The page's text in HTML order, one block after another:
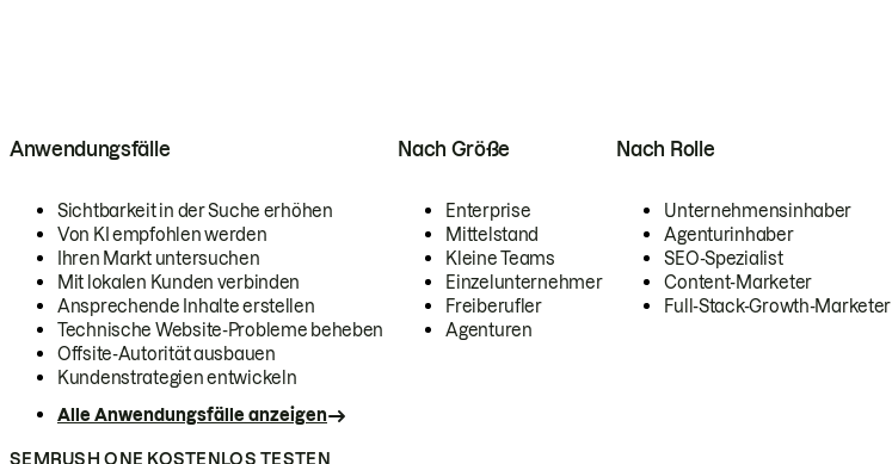
Anwendungsfälle
Sichtbarkeit in der Suche erhöhen
Von KI empfohlen werden
Ihren Markt untersuchen
Mit lokalen Kunden verbinden
Ansprechende Inhalte erstellen
Technische Website-Probleme beheben
Offsite-Autorität ausbauen
Kundenstrategien entwickeln
Alle Anwendungsfälle anzeigen
Nach Größe
Enterprise
Mittelstand
Kleine Teams
Einzelunternehmer
Freiberufler
Agenturen
Nach Rolle
Unternehmensinhaber
Agenturinhaber
SEO-Spezialist
Content-Marketer
Full-Stack-Growth-Marketer
SEMRUSH ONE KOSTENLOS TESTEN